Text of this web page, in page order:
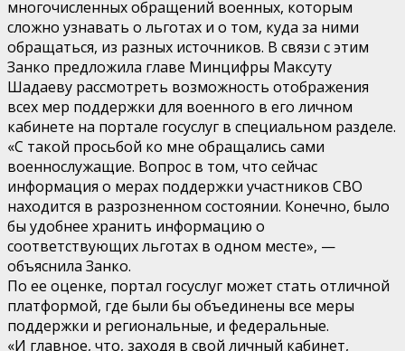
многочисленных обращений военных, которым
сложно узнавать о льготах и о том, куда за ними
обращаться, из разных источников. В связи с этим
Занко предложила главе Минцифры Максуту
Шадаеву рассмотреть возможность отображения
всех мер поддержки для военного в его личном
кабинете на портале госуслуг в специальном разделе.
«С такой просьбой ко мне обращались сами
военнослужащие. Вопрос в том, что сейчас
информация о мерах поддержки участников СВО
находится в разрозненном состоянии. Конечно, было
бы удобнее хранить информацию о
соответствующих льготах в одном месте», —
объяснила Занко.
По ее оценке, портал госуслуг может стать отличной
платформой, где были бы объединены все меры
поддержки и региональные, и федеральные.
«И главное, что, заходя в свой личный кабинет,